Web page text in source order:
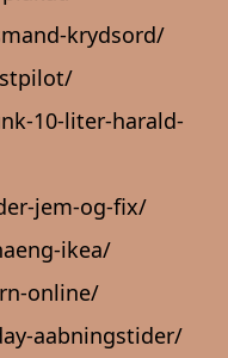
krydsord/
10-liter-harald-
jem-og-fix/
ikea/
online/
aabningstider/